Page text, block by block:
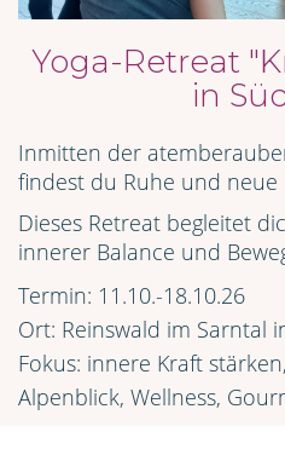
Yoga-Retreat
in
Inmitten der
findest du Ruhe und neue
Dieses Retreat begleitet
innerer Balance und
Termin: 11.10.-18.10.26
Ort: Reinswald im Sarntal
Fokus: innere Kraft
Alpenblick, Wellness,